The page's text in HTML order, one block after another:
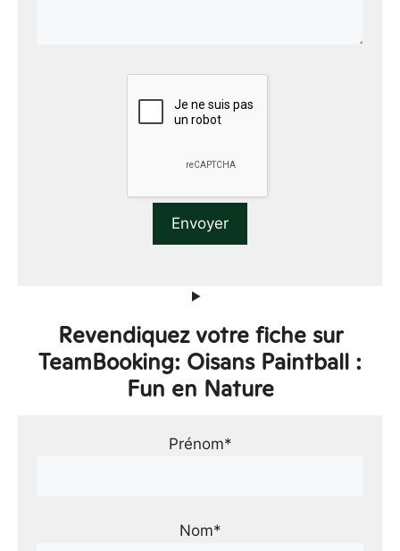
Revendiquez votre fiche sur
TeamBooking: Oisans Paintball :
Fun en Nature
Prénom*
Nom*